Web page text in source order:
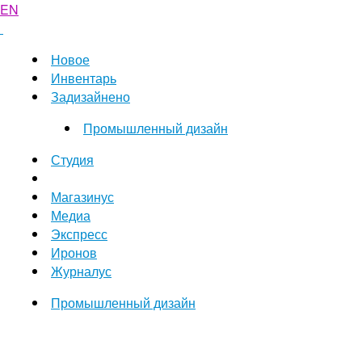
EN
Новое
Инвентарь
Задизайнено
Промышленный дизайн
Студия
Магазинус
Медиа
Экспресс
Иронов
Журналус
Промышленный дизайн